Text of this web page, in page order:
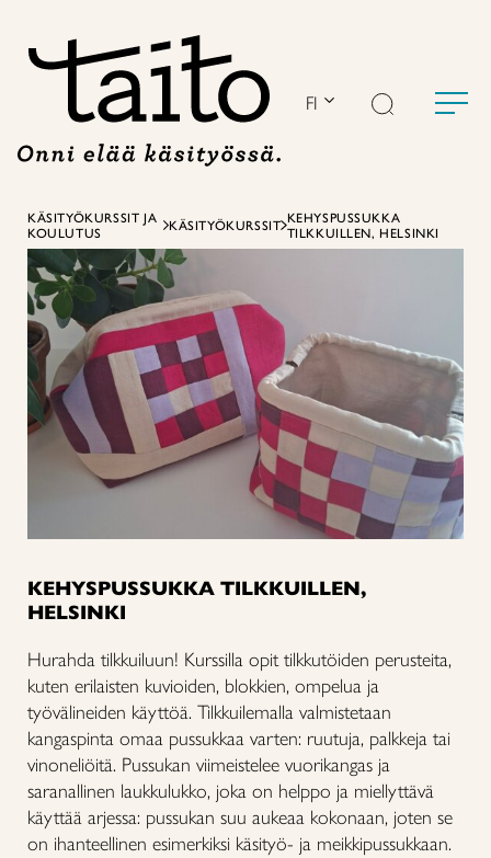
FI
KÄSITYÖKURSSIT JA
KOULUTUS
KÄSITYÖKURSSIT KEHYSPUSSUKKA
TILKKUILLEN, HELSINKI
KEHYSPUSSUKKA TILKKUILLEN,
HELSINKI
Hurahda tilkkuiluun! Kurssilla opit tilkkutöiden perusteita,
kuten erilaisten kuvioiden, blokkien, ompelua ja
työvälineiden käyttöä. Tilkkuilemalla valmistetaan
kangaspinta omaa pussukkaa varten: ruutuja, palkkeja tai
vinoneliöitä. Pussukan viimeistelee vuorikangas ja
saranallinen laukkulukko, joka on helppo ja miellyttävä
käyttää arjessa: pussukan suu aukeaa kokonaan, joten se
on ihanteellinen esimerkiksi käsityö- ja meikkipussukkaan.